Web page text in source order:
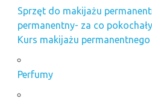
Sprzęt do makijażu
permanentny- za co
Kurs makijażu permanentnego
Perfumy